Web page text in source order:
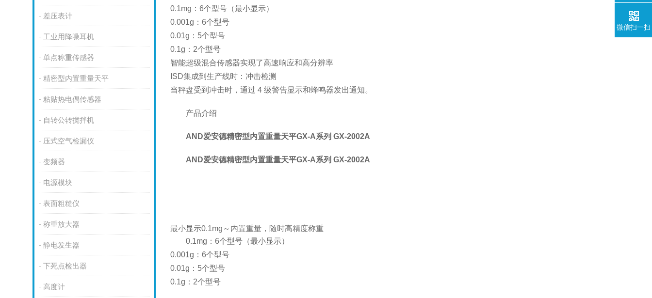
差压表计
工业用降噪耳机
单点称重传感器
精密型内置重量天平
粘贴热电偶传感器
自转公转搅拌机
压式空气检漏仪
变频器
电源模块
表面粗糙仪
称重放大器
静电发生器
下死点检出器
高度计
0.1mg：6个型号（最小显示）
0.001g：6个型号
0.01g：5个型号
0.1g：2个型号
智能超级混合传感器实现了高速响应和高分辨率
ISD集成到生产线时：冲击检测
当秤盘受到冲击时，通过 4 级警告显示和蜂鸣器发出通知。
产品介绍
AND爱安德精密型内置重量天平GX-A系列 GX-2002A
AND爱安德精密型内置重量天平GX-A系列 GX-2002A
最小显示0.1mg～内置重量，随时高精度称重
0.1mg：6个型号（最小显示）
0.001g：6个型号
0.01g：5个型号
0.1g：2个型号
微信扫一扫